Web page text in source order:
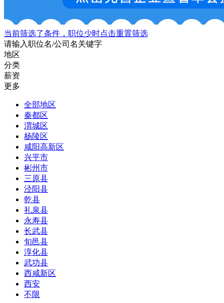
当前筛选了条件，职位少时点击重置筛选
请输入职位名/公司名关键字
地区
分类
薪资
更多
全部地区
秦都区
渭城区
杨陵区
咸阳高新区
兴平市
彬州市
三原县
泾阳县
乾县
礼泉县
永寿县
长武县
旬邑县
淳化县
武功县
西咸新区
西安
不限